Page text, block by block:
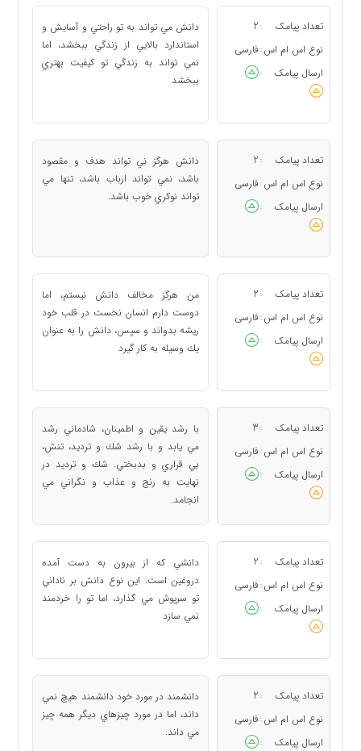
تعداد پیامک :
2
نوع اس ام اس : فارسی
ارسال پیامک
:
دانش مي تواند به تو راحتي و آسايش و
استاندارد بالايي از زندگي ببخشد، اما
نمي تواند به زندگي تو كيفيت بهتري
ببخشد
تعداد پیامک :
2
نوع اس ام اس : فارسی
ارسال پیامک
:
دانش هرگز ني تواند هدف و مقصود
باشد، نمي تواند ارباب باشد، تنها مي
تواند نوكري خوب باشد.
تعداد پیامک :
2
نوع اس ام اس : فارسی
ارسال پیامک
:
من هرگز مخالف دانش نيستم، اما
دوست دارم انسان نخست در قلب خود
ريشه بدواند و سپس، دانش را به عنوان
يك وسيله به كار گيرد
تعداد پیامک :
3
نوع اس ام اس : فارسی
ارسال پیامک
:
با رشد يقين و اطمينان، شادماني رشد
مي يابد و با رشد شك و ترديد، تنش،
بي قراري و بدبختي. شك و ترديد در
نهايت به رنج و عذاب و نگراني مي
انجامد.
تعداد پیامک :
2
نوع اس ام اس : فارسی
ارسال پیامک
:
دانشي كه از بيرون به دست آمده
دروغين است. اين نوع دانش بر ناداني
تو سرپوش مي گذارد، اما تو را خردمند
نمي سازد
تعداد پیامک :
2
نوع اس ام اس : فارسی
ارسال پیامک
:
دانشمند در مورد خود دانشمند هيچ نمي
داند، اما در مورد چيزهاي ديگر همه چيز
مي داند.